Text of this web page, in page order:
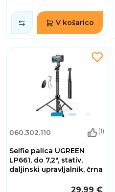
V košarico
060.302.110 (1)
Selfie palica UGREEN
LP661, do 7,2", stativ,
daljinski upravljalnik, črna
29,99 €